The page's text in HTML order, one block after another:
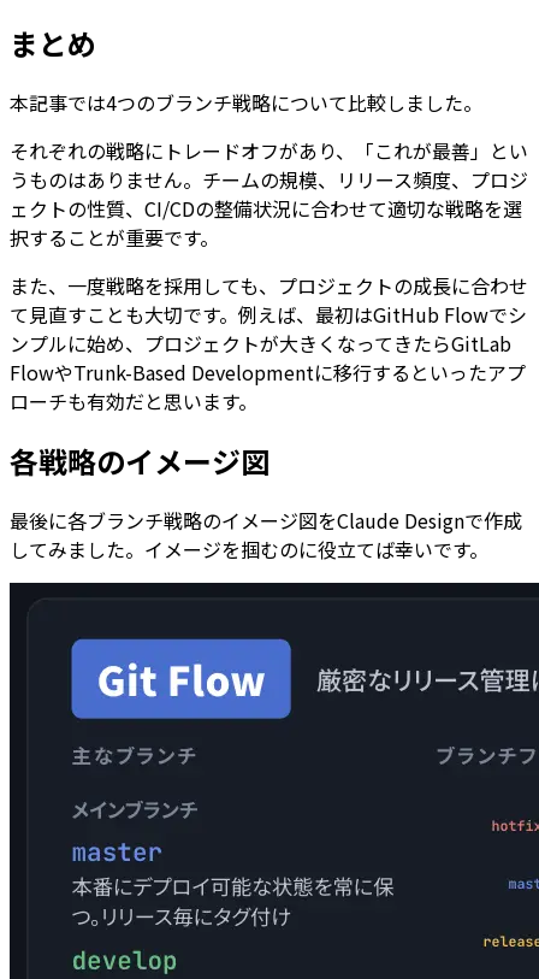
まとめ
本記事では4つのブランチ戦略について比較しました。
それぞれの戦略にトレードオフがあり、「これが最善」とい
うものはありません。チームの規模、リリース頻度、プロジ
ェクトの性質、CI/CDの整備状況に合わせて適切な戦略を選
択することが重要です。
また、一度戦略を採用しても、プロジェクトの成長に合わせ
て見直すことも大切です。例えば、最初はGitHub Flowでシ
ンプルに始め、プロジェクトが大きくなってきたらGitLab
FlowやTrunk-Based Developmentに移行するといったアプ
ローチも有効だと思います。
各戦略のイメージ図
最後に各ブランチ戦略のイメージ図をClaude Designで作成
してみました。イメージを掴むのに役立てば幸いです。